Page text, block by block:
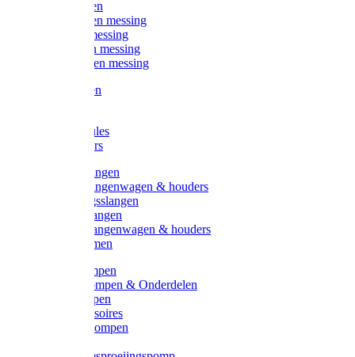
Kogelkranen
Koppelingen messing
Sproeiers messing
Tuinspuiten messing
Slangstukken messing
Handspuiten
Kunststoftules
Regenmeters
Overige slangen
Overige slangenwagen & houders
Beregeningsslangen
Gardena slangen
Gardena slangenwagen & houders
Slangklemmen
Leader pompen
Zwengelpompen & Onderdelen
Ebara pompen
Pompaccessoires
Excellent pompen